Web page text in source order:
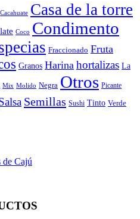
Cacahuate Casa de la torre
Coco Condimento
Fraccionado Fruta
Granos Harina hortalizas La
Mix Molido Negra Otros Picante
Semillas Sushi Tinto Verde
de Cajú